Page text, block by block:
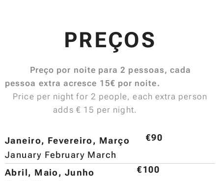
PREÇOS
Preço por noite para 2 pessoas, cada
pessoa extra acresce 15€ por noite.
Price per night for 2 people, each extra person
adds € 15 per night.
Janeiro, Fevereiro, Março
January February March
€90
Abril, Maio, Junho
€100